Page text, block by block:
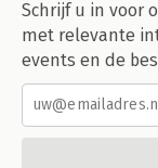
Schrijf u in voor
met relevante
events en de